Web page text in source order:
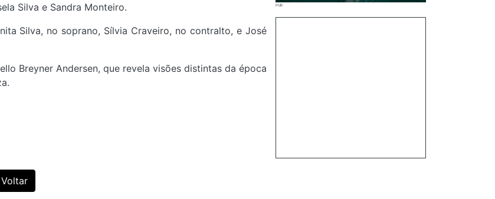
Silva e Sandra Monteiro.
Silva, no soprano, Sílvia Craveiro, no contralto, e José
Breyner Andersen, que revela visões distintas da época
Voltar